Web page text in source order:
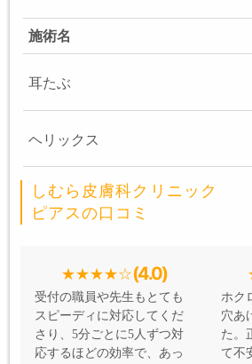
施術名
耳たぶ
ヘリックス
しむら皮膚科クリニック
ピアスの口コミ
(4.0)
受付の職員や先生もとても
スピーディに対応してくだ
さり、5分ごとに5人ずつ対
応するほどの効率で、あっ
ホク
穴あ
た。
て不